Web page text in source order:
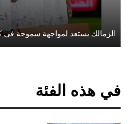
الزمالك يستعد لمواجهة سموحة
في هذه الفئة